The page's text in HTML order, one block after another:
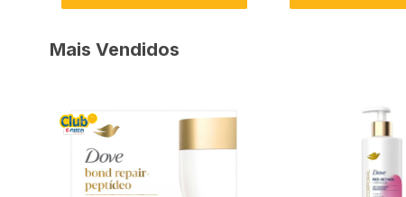
Mais Vendidos